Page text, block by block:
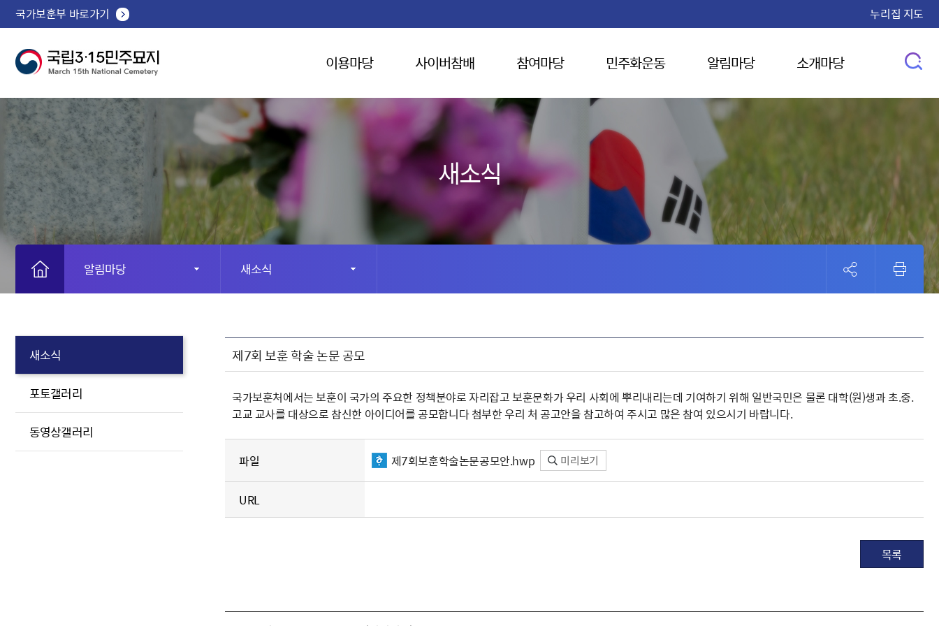
국가보훈부 바로가기 누리집 지도
이용마당 사이버참배 참여마당 민주화운동 알림마당 소개마당
새소식
알림마당 새소식
새소식
포토갤러리
동영상갤러리
제7회 보훈 학술 논문 공모
국가보훈처에서는 보훈이 국가의 주요한 정책분야로 자리잡고 보훈문화가 우리 사회에 뿌리내리는데 기여하기 위해 일반국민은 물론 대학(원)생과 초.중.
고교 교사를 대상으로 참신한 아이디어를 공모합니다 첨부한 우리 처 공고안을 참고하여 주시고 많은 참여 있으시기 바랍니다.
파일 제7회보훈학술논문공모안.hwp 미리보기
URL
목록